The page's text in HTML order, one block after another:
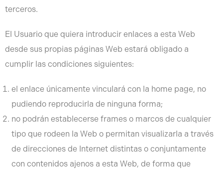
terceros.
El Usuario que quiera introducir enlaces a esta Web
desde sus propias páginas Web estará obligado a
cumplir las condiciones siguientes:
el enlace únicamente vinculará con la home page, no
pudiendo reproducirla de ninguna forma;
no podrán establecerse frames o marcos de cualquier
tipo que rodeen la Web o permitan visualizarla a través
de direcciones de Internet distintas o conjuntamente
con contenidos ajenos a esta Web, de forma que